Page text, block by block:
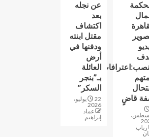
قاضٍ
رباب
عن نجله
بعد
اكتشاف
مقتل ابنته
ودفنها في
أرض
العائلة
بـ”بنجر
السكر”
22 يوليو،
2026
عماد
إبراهيم